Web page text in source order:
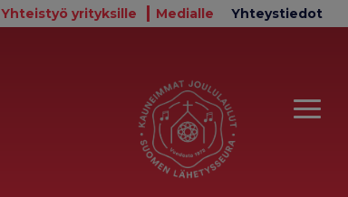
Yhteistyö yrityksille Medialle Yhteystiedot